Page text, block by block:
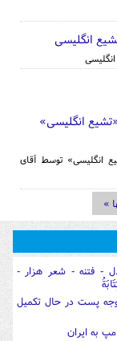
انگلیسی
انگلیسی»
انگلیسی» توسط آقای
»
- فتنه - شعر هزار -
پست در حال تکمیل
به ایران